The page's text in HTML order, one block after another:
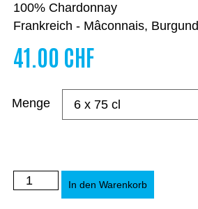
100% Chardonnay
Frankreich - Mâconnais, Burgund
41.00 CHF
Menge
In den Warenkorb